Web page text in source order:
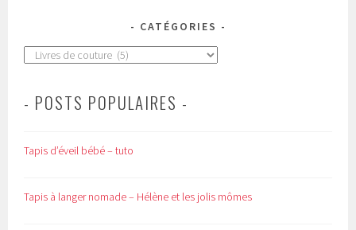
CATÉGORIES
Catégories
- POSTS POPULAIRES -
Tapis d’éveil bébé – tuto
Tapis à langer nomade – Hélène et les jolis mômes